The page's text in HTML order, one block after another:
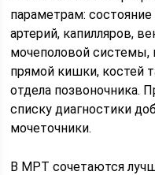
параметрам:
артерий, капилляров,
мочеполовой системы,
прямой кишки, костей
отдела позвоночника.
списку диагностики
мочеточники.
В МРТ сочетаются